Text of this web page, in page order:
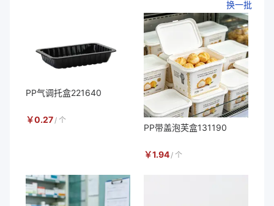
换一批
PP气调托盒221640
￥0.27 / 个
PP带盖泡芙盒131190
￥1.94 / 个